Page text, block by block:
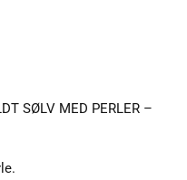
SØLV MED PERLER –